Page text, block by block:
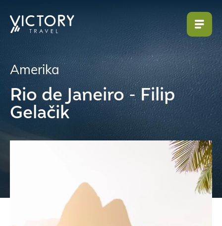
Amerika
Rio de Janeiro - Filip
Gelačik